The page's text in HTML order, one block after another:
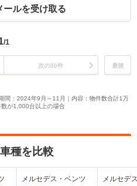
ールを受け取る
/1
次の30件 最後
間：2024年9月～11月｜内容：物件数合計1万
が1,000台以上の場合
種を比較
メルセデス・ベンツ メルセデ